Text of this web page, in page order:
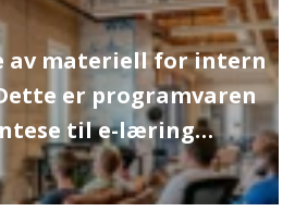
av materiell for intern
er programvaren
til e-læring…